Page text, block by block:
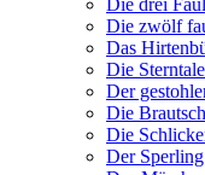
Die drei
Die zwölf
Das
Die
Der
Die
Die
Der